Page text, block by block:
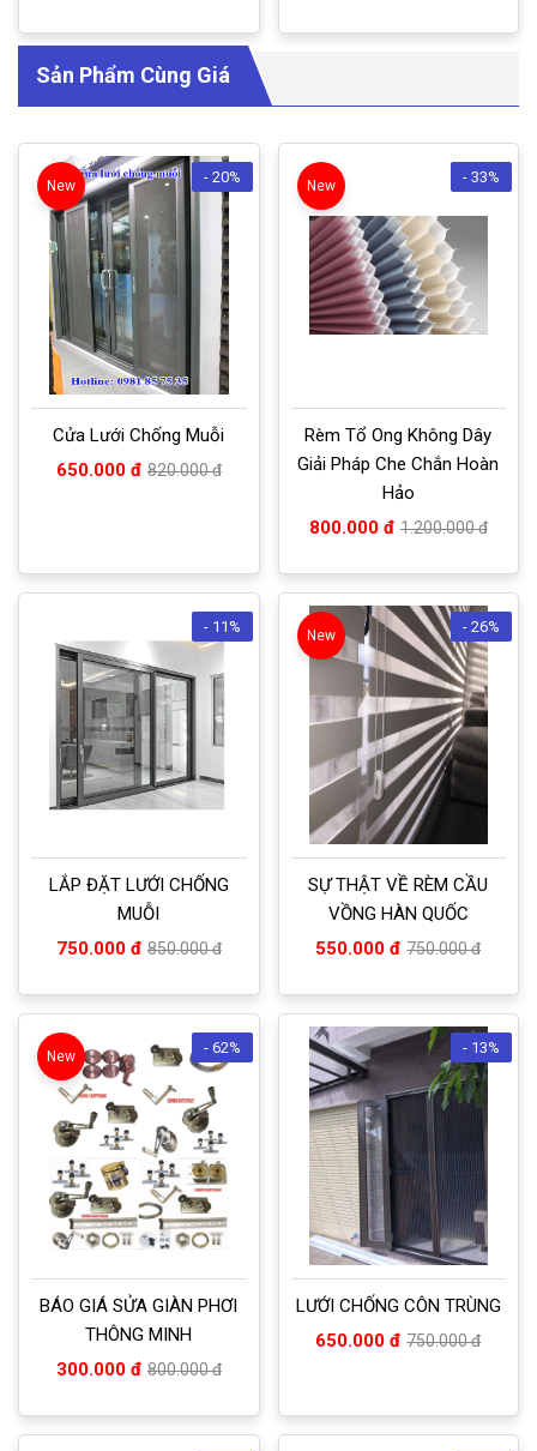
Sản Phẩm Cùng Giá
New - 20%
Cửa Lưới Chống Muỗi
650.000 đ 820.000 đ
New - 33%
Rèm Tổ Ong Không Dây
Giải Pháp Che Chắn Hoàn
Hảo
800.000 đ 1.200.000 đ
- 11%
LẮP ĐẶT LƯỚI CHỐNG
MUỖI
750.000 đ 850.000 đ
New - 26%
SỰ THẬT VỀ RÈM CẦU
VỒNG HÀN QUỐC
550.000 đ 750.000 đ
New - 62%
BÁO GIÁ SỬA GIÀN PHƠI
THÔNG MINH
300.000 đ 800.000 đ
- 13%
LƯỚI CHỐNG CÔN TRÙNG
650.000 đ 750.000 đ